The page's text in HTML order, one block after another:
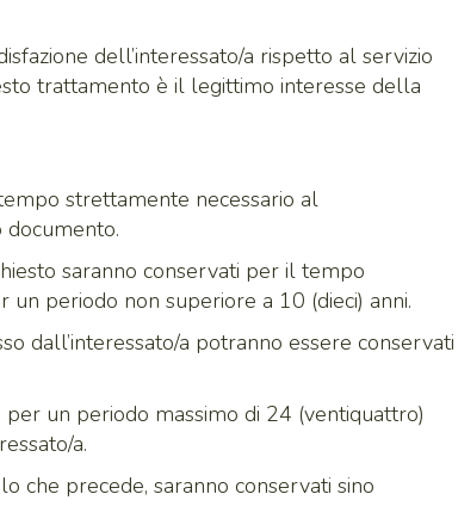
dell’interessato/a rispetto al servizio
trattamento è il legittimo interesse della
strettamente necessario al
documento.
saranno conservati per il tempo
periodo non superiore a 10 (dieci) anni.
dall’interessato/a potranno essere conservati
un periodo massimo di 24 (ventiquattro)
a.
che precede, saranno conservati sino